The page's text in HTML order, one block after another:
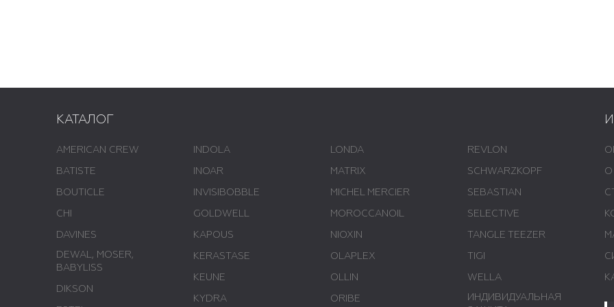
КАТАЛОГ
AMERICAN CREW
BATISTE
BOUTICLE
CHI
DAVINES
DEWAL, MOSER,
BABYLISS
DIKSON
INDOLA
INOAR
INVISIBOBBLE
GOLDWELL
KAPOUS
KERASTASE
KEUNE
KYDRA
LONDA
MATRIX
MICHEL MERCIER
MOROCCANOIL
NIOXIN
OLAPLEX
OLLIN
ORIBE
REVLON
SCHWARZKOPF
SEBASTIAN
SELECTIVE
TANGLE TEEZER
TIGI
WELLA
ИНДИВИДУАЛЬНАЯ
О